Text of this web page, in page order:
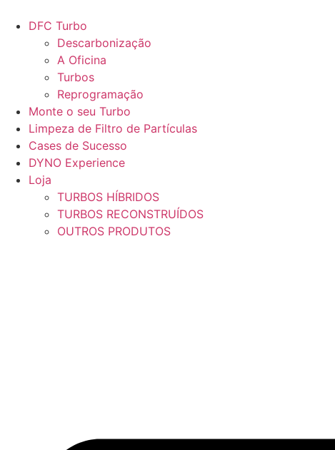
para
conteúdo
DFC Turbo
Descarbonização
A Oficina
Turbos
Reprogramação
Monte o seu Turbo
Limpeza de Filtro de Partículas
Cases de Sucesso
DYNO Experience
Loja
TURBOS HÍBRIDOS
TURBOS RECONSTRUÍDOS
OUTROS PRODUTOS